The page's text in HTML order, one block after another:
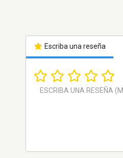
Escriba una reseña